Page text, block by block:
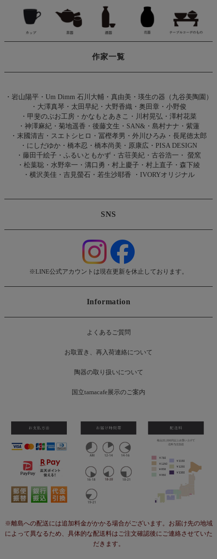
作家一覧
・ 岩山陽平・ Um Dimm 石川大輔・真由美 ・ 瑛生の器（九谷美陶園）
・ 大澤真琴 ・ 太田早紀 ・ 大野香織 ・ 奥田章 ・ 小野俊
・ 甲斐のぶお工房 ・ かなもとあきこ ・ 川村晃弘 ・ 澤村花菜
・ 神澤麻紀・ 菊地遥香 ・ 後藤文生 ・ SAN& ・ 島村ナナ ・ 紫蓮
・ 末國清吉 ・ スエトシヒロ ・ 冨樫孝男 ・ 外川ひろみ ・ 長尾徳太郎
・ にしだゆか ・ 橋本忍 ・ 橋本尚美 ・ 原康広 ・ PISA DESIGN
・ 藤田千絵子 ・ ふるいともかず ・ 古荘美紀 ・ 古谷浩一 ・
螢窯
・ 松葉聡 ・ 水野幸一 ・ 溝口勇 ・ 村上慶子 ・ 村上直子 ・ 森下綾
・ 横沢美佳 ・ 吉見螢石・ 若生沙耶香 ・ IVORYオリジナル
SNS
※LINE公式アカウントは現在更新を休止しております。
Information
よくあるご質問
お取置き、再入荷連絡について
陶器の取り扱いについて
国立tamacafe展示のご案内
※離島への配送には追加料金がかかる場合がございます。お届け先の地域
によって異なるため、具体的な配送料はご注文確認後にご連絡させていた
だきます。